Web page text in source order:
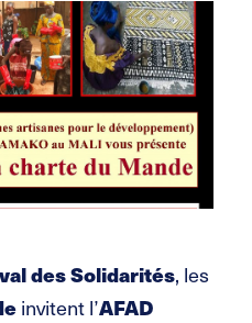
des Solidarités, les
invitent l’AFAD